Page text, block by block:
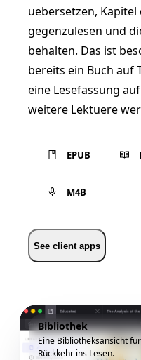
uebersetzen,
gegenzulesen und
behalten. Das ist
bereits ein Buch auf
eine Lesefassung
weitere Lektuere
EPUB
M4B
See client apps
Bibliothek
Eine Bibliotheksansicht
Rückkehr ins Lesen.